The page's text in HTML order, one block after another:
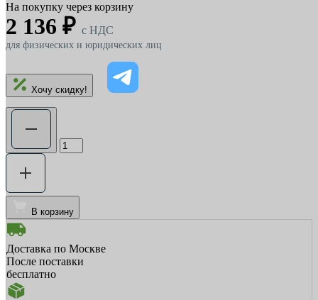
На покупку через корзину
2 136 ₽ c НДС
для физических и юридических лиц
Хочу скидку!
В корзину
Доставка по Москве
После поставки
бесплатно